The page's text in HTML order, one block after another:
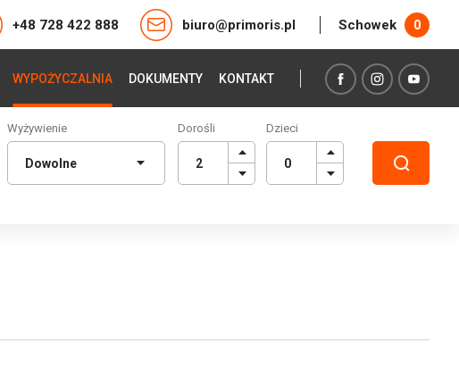
+48 728 422 888 biuro@primoris.pl Schowek 0
WYPOŻYCZALNIA DOKUMENTY KONTAKT
Wyżywienie Dorośli Dzieci